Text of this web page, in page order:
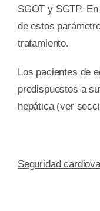
SGOT y SGTP.
de estos
tratamiento.
Los pacientes de
predispuestos a
hepática (ver
Seguridad